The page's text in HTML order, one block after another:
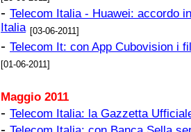
- Telecom Italia - Huawei: accordo
Italia [03-06-2011]
- Telecom It: con App Cubovision i
[01-06-2011]
Maggio 2011
- Telecom Italia: la Gazzetta